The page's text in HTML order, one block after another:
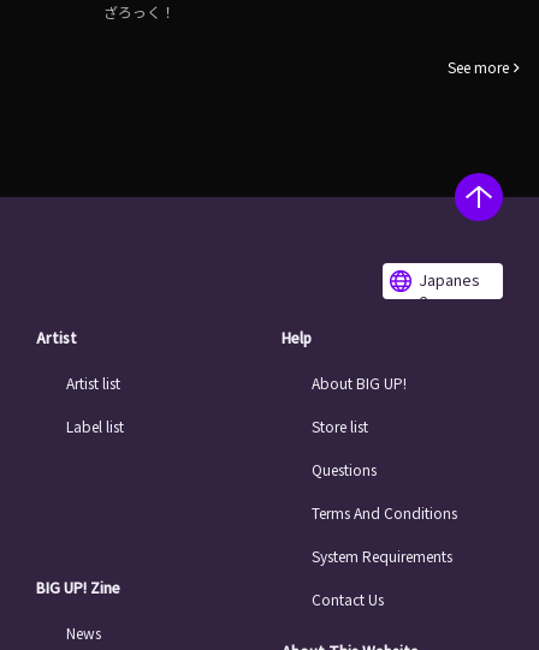
ざろっく！
See more
Japanes
e
Artist
Artist list
Label list
BIG UP! Zine
News
Help
About BIG UP!
Store list
Questions
Terms And Conditions
System Requirements
Contact Us